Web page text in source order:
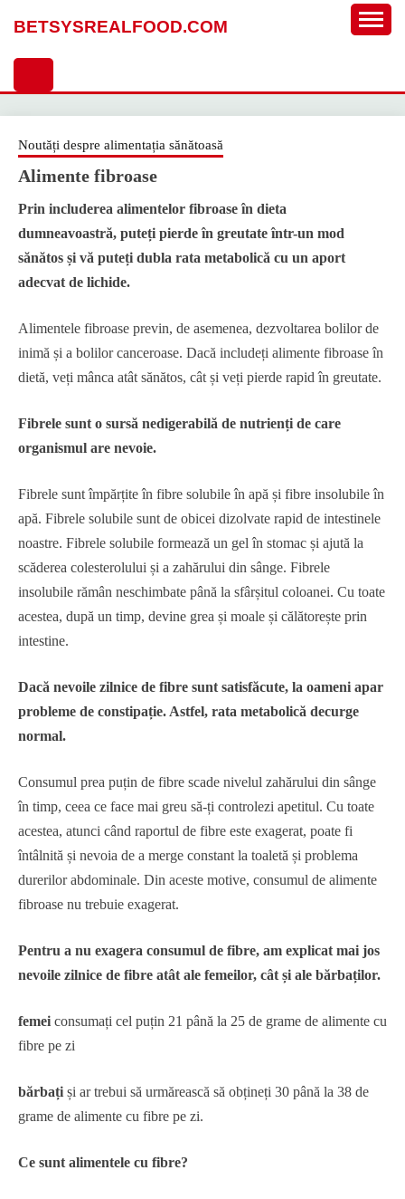
BETSYSREALFOOD.COM
Noutăți despre alimentația sănătoasă
Alimente fibroase
Prin includerea alimentelor fibroase în dieta
dumneavoastră, puteți pierde în greutate într-un mod
sănătos și vă puteți dubla rata metabolică cu un aport
adecvat de lichide.
Alimentele fibroase previn, de asemenea, dezvoltarea bolilor de
inimă și a bolilor canceroase. Dacă includeți alimente fibroase în
dietă, veți mânca atât sănătos, cât și veți pierde rapid în greutate.
Fibrele sunt o sursă nedigerabilă de nutrienți de care
organismul are nevoie.
Fibrele sunt împărțite în fibre solubile în apă și fibre insolubile în
apă. Fibrele solubile sunt de obicei dizolvate rapid de intestinele
noastre. Fibrele solubile formează un gel în stomac și ajută la
scăderea colesterolului și a zahărului din sânge. Fibrele
insolubile rămân neschimbate până la sfârșitul coloanei. Cu toate
acestea, după un timp, devine grea și moale și călătorește prin
intestine.
Dacă nevoile zilnice de fibre sunt satisfăcute, la oameni apar
probleme de constipație. Astfel, rata metabolică decurge
normal.
Consumul prea puțin de fibre scade nivelul zahărului din sânge
în timp, ceea ce face mai greu să-ți controlezi apetitul. Cu toate
acestea, atunci când raportul de fibre este exagerat, poate fi
întâlnită și nevoia de a merge constant la toaletă și problema
durerilor abdominale. Din aceste motive, consumul de alimente
fibroase nu trebuie exagerat.
Pentru a nu exagera consumul de fibre, am explicat mai jos
nevoile zilnice de fibre atât ale femeilor, cât și ale bărbaților.
femei consumați cel puțin 21 până la 25 de grame de alimente cu
fibre pe zi
bărbați și ar trebui să urmărească să obțineți 30 până la 38 de
grame de alimente cu fibre pe zi.
Ce sunt alimentele cu fibre?